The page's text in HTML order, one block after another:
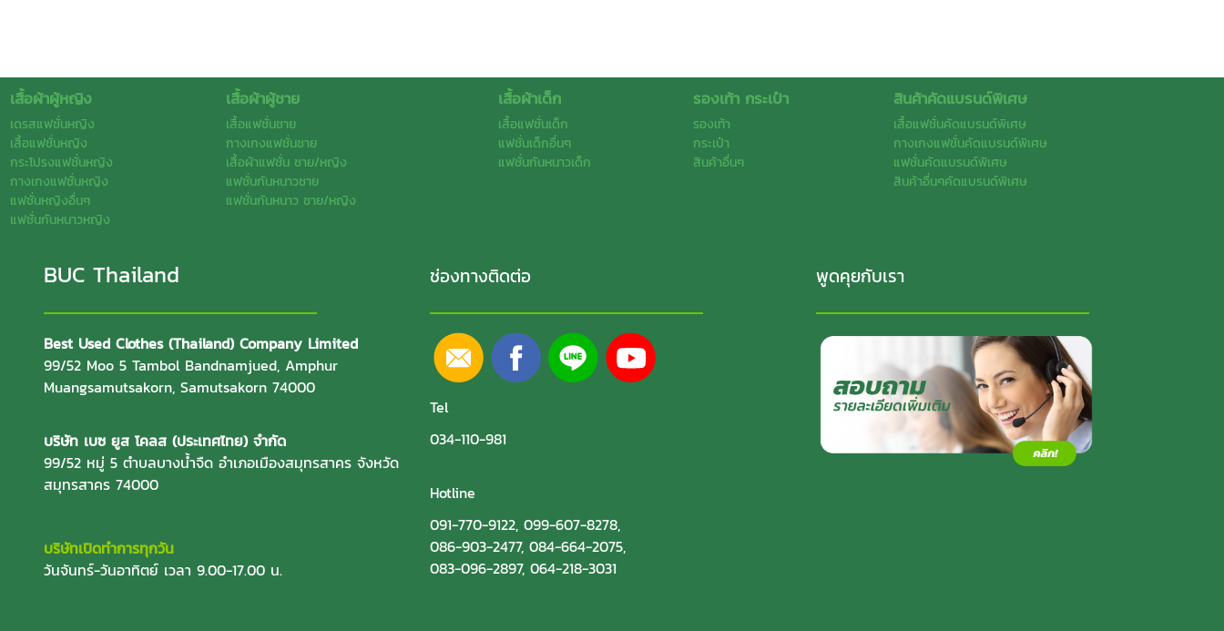
เสื้อผ้าผู้หญิง
เดรสแฟชั่นหญิง
เสื้อแฟชั่นหญิง
กระโปรงแฟชั่นหญิง
กางเกงแฟชั่นหญิง
แฟชั่นหญิงอื่นๆ
แฟชั่นกันหนาวหญิง
เสื้อผ้าผู้ชาย
เสื้อแฟชั่นชาย
กางเกงแฟชั่นชาย
เสื้อผ้าแฟชั่น ชาย/หญิง
แฟชั่นกันหนาวชาย
แฟชั่นกันหนาว ชาย/หญิง
เสื้อผ้าเด็ก
เสื้อแฟชั่นเด็ก
แฟชั่นเด็กอื่นๆ
แฟชั่นกันหนาวเด็ก
รองเท้า กระเป๋า
รองเท้า
กระเป๋า
สินค้าอื่นๆ
สินค้าคัดแบรนด์พิเศษ
เสื้อแฟชั่นคัดแบรนด์พิเศษ
กางเกงแฟชั่นคัดแบรนด์พิเศษ
แฟชั่นคัดแบรนด์พิเศษ
สินค้าอื่นๆคัดแบรนด์พิเศษ
BUC Thailand
Best Used Clothes (Thailand) Company Limited
99/52 Moo 5 Tambol Bandnamjued, Amphur
Muangsamutsakorn, Samutsakorn 74000
บริษัท เบซ ยูส โคลส (ประเทศไทย) จำกัด
99/52 หมู่ 5 ตำบลบางน้ำจืด อำเภอเมืองสมุทรสาคร จังหวัด
สมุทรสาคร 74000
บริษัทเปิดทำการทุกวัน
วันจันทร์-วันอาทิตย์ เวลา 9.00-17.00 น.
ช่องทางติดต่อ
Tel
034-110-981
Hotline
091-770-9122, 099-607-8278,
086-903-2477, 084-664-2075,
083-096-2897, 064-218-3031
พูดคุยกับเรา